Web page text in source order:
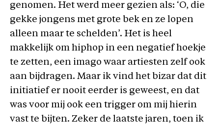
genomen. Het werd meer gezien als: ‘O, die
gekke jongens met grote bek en ze lopen
alleen maar te schelden’. Het is heel
makkelijk om hiphop in een negatief hoekje
te zetten, een imago waar artiesten zelf ook
aan bijdragen. Maar ik vind het bizar dat dit
initiatief er nooit eerder is geweest, en dat
was voor mij ook een trigger om mij hierin
vast te bijten. Zeker de laatste jaren, toen ik